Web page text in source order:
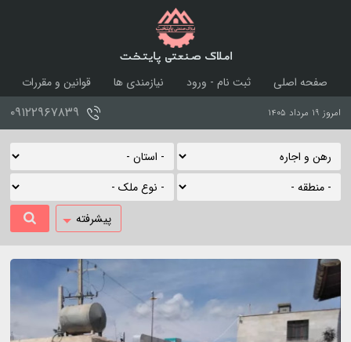
املاک صنعتی پایتخت
صفحه اصلی ثبت نام - ورود نیازمندی ها
قوانین و مقررات
امروز ۱۹ مرداد ۱۴۰۵ ۰۹۱۲۲۹۶۷۸۳۹
پیشرفته